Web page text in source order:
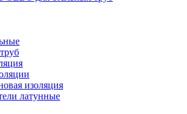
изоляция
латунные